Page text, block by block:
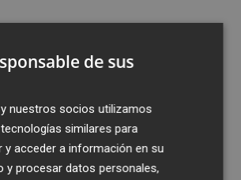
la Liga”
un avión y más de 100 brigadas se
por un incendio forestal
de sus
nuestros socios utilizamos
similares para
y acceder a información en su
y procesar datos personales,